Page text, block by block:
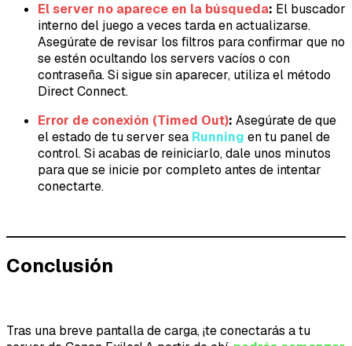
El server no aparece en la búsqueda: El buscador
interno del juego a veces tarda en actualizarse.
Asegúrate de revisar los filtros para confirmar que no
se estén ocultando los servers vacíos o con
contraseña. Si sigue sin aparecer, utiliza el método
Direct Connect.
Error de conexión (Timed Out): Asegúrate de que
el estado de tu server sea Running en tu panel de
control. Si acabas de reiniciarlo, dale unos minutos
para que se inicie por completo antes de intentar
conectarte.
Conclusión
Tras una breve pantalla de carga, ¡te conectarás a tu